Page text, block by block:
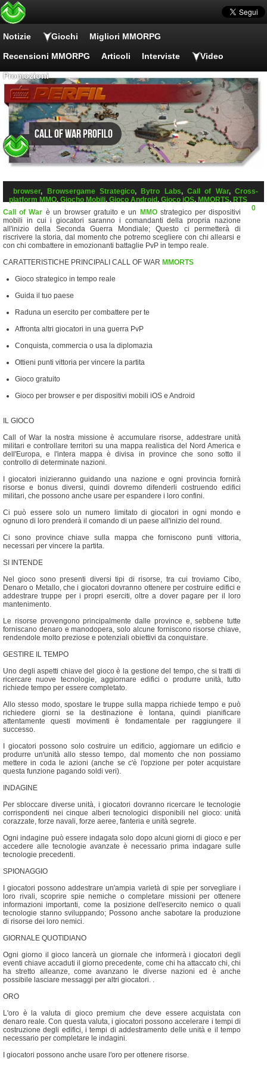
Notizie Giochi Migliori MMORPG
Recensioni MMORPG Articoli Interviste Video
Promozioni
Call of War Profilo
browser, Browsergame Strategico, Bytro Labs,Call of War,Cross-
platform MMO, Giocho Mobili, Gioco Android, Gioco iOS, MMORTS, RTS
0
Call of War è un browser gratuito e un MMOstrategico per dispositivi
mobili in cui i giocatori saranno i comandanti della propria nazione
all'inizio della Seconda Guerra Mondiale; Questo ci permetterà di
riscrivere la storia, dal momento che potremo scegliere con chi allearsi e
con chi combattere in emozionanti battaglie PvP in tempo reale.
CARATTERISTICHE PRINCIPALI CALL OF WAR MMORTS
Gioco strategico in tempo reale
Guida il tuo paese
Raduna un esercito per combattere per te
Affronta altri giocatori in una guerra PvP
Conquista, commercia o usa la diplomazia
Ottieni punti vittoria per vincere la partita
Gioco gratuito
Gioco per browser e per dispositivi mobili iOS e Android
IL GIOCO
Call of War la nostra missione è accumulare risorse, addestrare unità
militari e controllare territori su una mappa realistica del Nord America e
dell'Europa, e l'intera mappa è divisa in province che sono sotto il
controllo di determinate nazioni.
I giocatori inizieranno guidando una nazione e ogni provincia fornirà
risorse e bonus diversi, quindi dovremo difenderli costruendo edifici
militari, che possono anche usare per espandere i loro confini.
Ci può essere solo un numero limitato di giocatori in ogni mondo e
ognuno di loro prenderà il comando di un paese all'inizio del round.
Ci sono province chiave sulla mappa che forniscono punti vittoria,
necessari per vincere la partita.
SI INTENDE
Nel gioco sono presenti diversi tipi di risorse, tra cui troviamo Cibo,
Denaro o Metallo, che i giocatori dovranno ottenere per costruire edifici e
addestrare truppe per i propri eserciti, oltre a dover pagare per il loro
mantenimento.
Le risorse provengono principalmente dalle province e, sebbene tutte
forniscano denaro e manodopera, solo alcune forniscono risorse chiave,
rendendole molto preziose e potenziali obiettivi da conquistare.
GESTIRE IL TEMPO
Uno degli aspetti chiave del gioco è la gestione del tempo, che si tratti di
ricercare nuove tecnologie, aggiornare edifici o produrre unità, tutto
richiede tempo per essere completato.
Allo stesso modo, spostare le truppe sulla mappa richiede tempo e può
richiedere giorni se la destinazione è lontana, quindi pianificare
attentamente questi movimenti è fondamentale per raggiungere il
successo.
I giocatori possono solo costruire un edificio, aggiornare un edificio e
produrre un'unità allo stesso tempo, dal momento che non possiamo
mettere in coda le azioni (anche se c'è l'opzione per poter acquistare
questa funzione pagando soldi veri).
INDAGINE
Per sbloccare diverse unità, i giocatori dovranno ricercare le tecnologie
corrispondenti nei cinque alberi tecnologici disponibili nel gioco: unità
corazzate, forze navali, forze aeree, fanteria e unità segrete.
Ogni indagine può essere indagata solo dopo alcuni giorni di gioco e per
accedere alle tecnologie avanzate è necessario prima indagare sulle
tecnologie precedenti.
SPIONAGGIO
I giocatori possono addestrare un'ampia varietà di spie per sorvegliare i
loro rivali, scoprire spie nemiche o completare missioni per ottenere
informazioni importanti, come la posizione dell'esercito nemico o quali
tecnologie stanno sviluppando; Possono anche sabotare la produzione
di risorse dei loro nemici.
GIORNALE QUOTIDIANO
Ogni giorno il gioco lancerà un giornale che informerà i giocatori degli
eventi chiave accaduti il ​​giorno precedente, come chi ha attaccato chi, chi
ha stretto alleanze, come avanzano le diverse nazioni ed è anche
possibile lasciare messaggi per altri giocatori. .
ORO
L'oro è la valuta di gioco premium che deve essere acquistata con
denaro reale. Con questa valuta, i giocatori possono accelerare i tempi di
costruzione degli edifici, i tempi di addestramento delle unità e il tempo
necessario per completare le indagini.
I giocatori possono anche usare l'oro per ottenere risorse.